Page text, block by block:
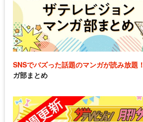
SNSでバズった話題のマンガが読み放題！
ガ部まとめ